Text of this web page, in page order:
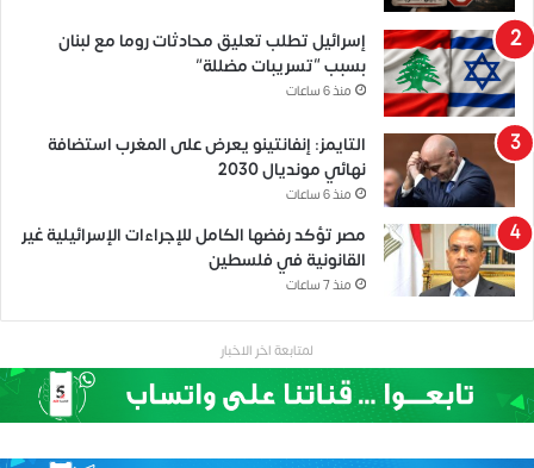
إسرائيل تطلب تعليق محادثات روما مع لبنان
بسبب “تسريبات مضللة”
منذ 6 ساعات
التايمز: إنفانتينو يعرض على المغرب استضافة
نهائي مونديال 2030
منذ 6 ساعات
مصر تؤكد رفضها الكامل للإجراءات الإسرائيلية غير
القانونية في فلسطين
منذ 7 ساعات
لمتابعة اخر الاخبار